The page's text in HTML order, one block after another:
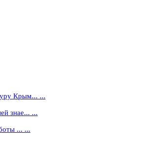
Крым... ...
знае... ...
... ...